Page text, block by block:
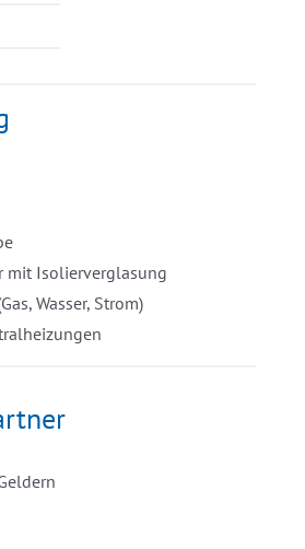
mit Isolierverglasung
Wasser, Strom)